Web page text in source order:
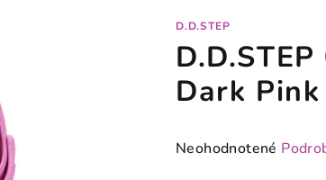
D.D.STEP
Dark Pink
Priemerné
Neohodnotené